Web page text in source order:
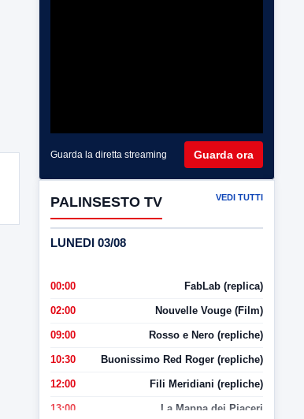
Guarda la diretta streaming Guarda ora
PALINSESTO TV VEDI TUTTI
LUNEDI 03/08
00:00 FabLab (replica)
02:00 Nouvelle Vouge (Film)
09:00 Rosso e Nero (repliche)
10:30 Buonissimo Red Roger (repliche)
12:00 Fili Meridiani (repliche)
13:00 La Mappa dei Piaceri